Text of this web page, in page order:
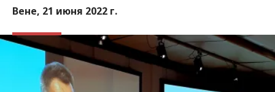
Вене, 21 июня 2022 г.